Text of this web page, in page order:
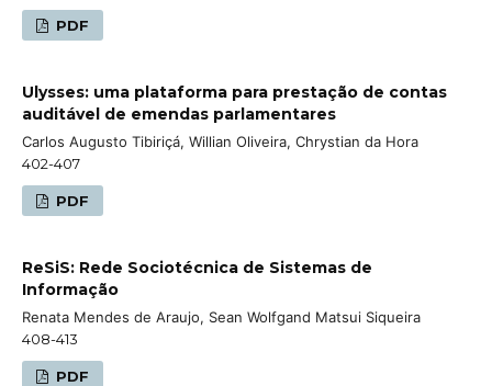
PDF
Ulysses: uma plataforma para prestação de contas
auditável de emendas parlamentares
Carlos Augusto Tibiriçá, Willian Oliveira, Chrystian da Hora
402-407
PDF
ReSiS: Rede Sociotécnica de Sistemas de
Informação
Renata Mendes de Araujo, Sean Wolfgand Matsui Siqueira
408-413
PDF